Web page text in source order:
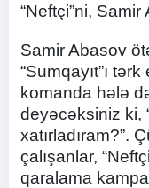
“Neftçi”ni,
Samir Abasov
“Sumqayıt”ı
komanda hələ
deyəcəksiniz ki,
xatırladıram?”.
çalışanlar,
qaralama